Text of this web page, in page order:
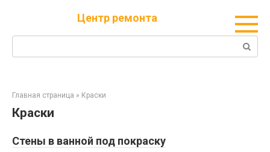
Центр ремонта
Поиск:
Главная страница » Краски
Краски
Стены в ванной под покраску